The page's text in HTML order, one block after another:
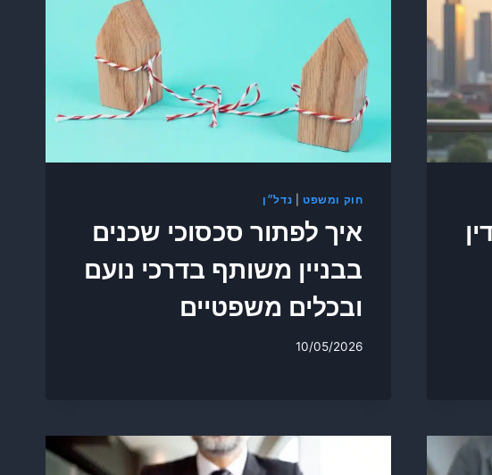
חוק ומשפט נדל״ן
איך לפתור סכסוכי שכנים
בבניין משותף בדרכי נועם
ובכלים משפטיים
10/05/2026